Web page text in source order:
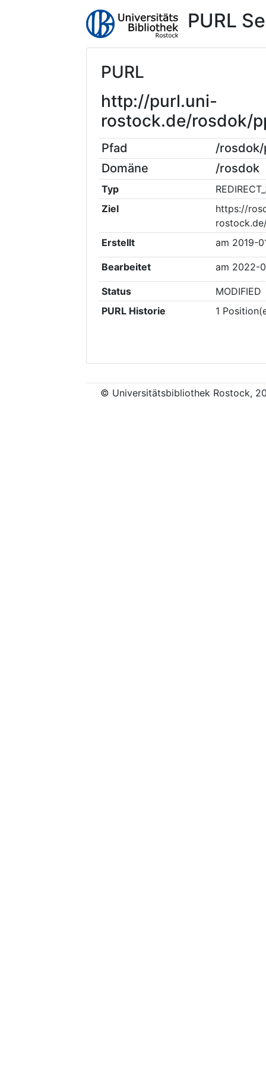
PURL
PURL
http://purl.uni-
rostock.de/rosdok/
Pfad
/
Domäne
/rosdok
Typ
Ziel
https://
Erstellt
am 2019-
Bearbeitet am 2022-
Status
MODIFIED
PURL Historie
1
© Universitätsbibliothek Rostock,